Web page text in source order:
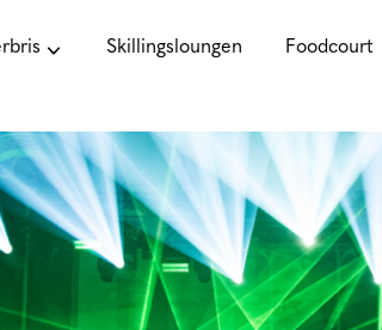
Skillingsloungen Foodcourt